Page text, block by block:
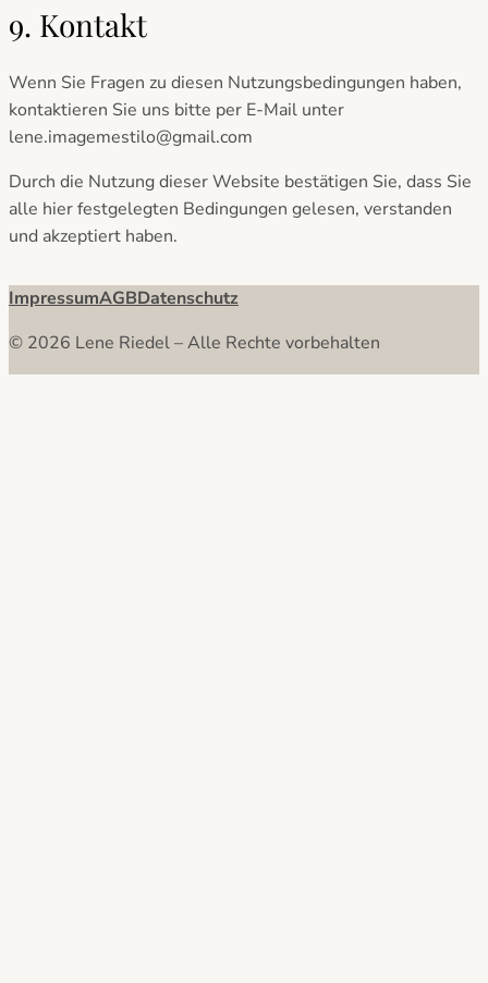
9. Kontakt
Wenn Sie Fragen zu diesen Nutzungsbedingungen haben,
kontaktieren Sie uns bitte per E-Mail unter
lene.imagemestilo@gmail.com
Durch die Nutzung dieser Website bestätigen Sie, dass Sie
alle hier festgelegten Bedingungen gelesen, verstanden
und akzeptiert haben.
ImpressumAGBDatenschutz
© 2026 Lene Riedel – Alle Rechte vorbehalten